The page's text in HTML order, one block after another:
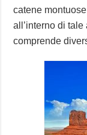
catene
all’interno di
comprende